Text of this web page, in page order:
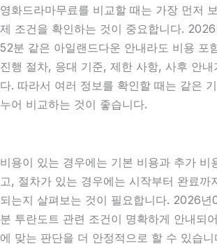
영화드라마무료를 비교할 때는 가장 먼저
제 조건을 확인하는 것이 중요합니다.
52분 같은 아일랜드다운 안내라도 비용 포
진행 절차, 응대 기준, 제한 사항, 사후 안내
다. 따라서 여러 정보를 확인할 때는 같은
누어 비교하는 것이 좋습니다.
비용이 있는 경우에는 기본 비용과 추가 비
고, 절차가 있는 경우에는 시작부터 완료까
되는지 살펴보는 것이 필요합니다. 2026
분 투란도트 관련 조건이 명확하게 안내되
에 맞는 판단을 더 안정적으로 할 수 있습니